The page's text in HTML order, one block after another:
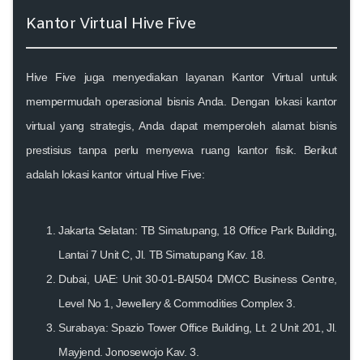
Kantor Virtual Hive Five
Hive Five juga menyediakan layanan Kantor Virtual untuk
mempermudah operasional bisnis Anda. Dengan lokasi kantor
virtual yang strategis, Anda dapat memperoleh alamat bisnis
prestisius tanpa perlu menyewa ruang kantor fisik. Berikut
adalah lokasi kantor virtual Hive Five:
Jakarta Selatan: TB Simatupang, 18 Office Park Building,
Lantai 7 Unit C, Jl. TB Simatupang Kav. 18.
Dubai, UAE: Unit 30-01-BAI504 DMCC Business Centre,
Level No 1, Jewellery & Commodities Complex 3.
Surabaya: Spazio Tower Office Building, Lt. 2 Unit 201, Jl.
Mayjend. Jonosewojo Kav. 3.